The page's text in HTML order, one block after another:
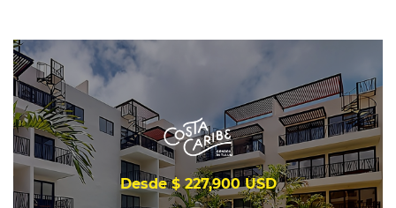
Desde $ 227,900 USD